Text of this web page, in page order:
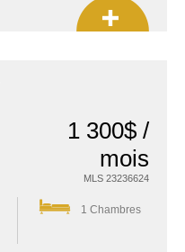
1 300$ /
mois
MLS 23236624
1 Chambres